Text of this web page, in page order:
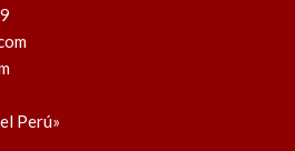
Perú»